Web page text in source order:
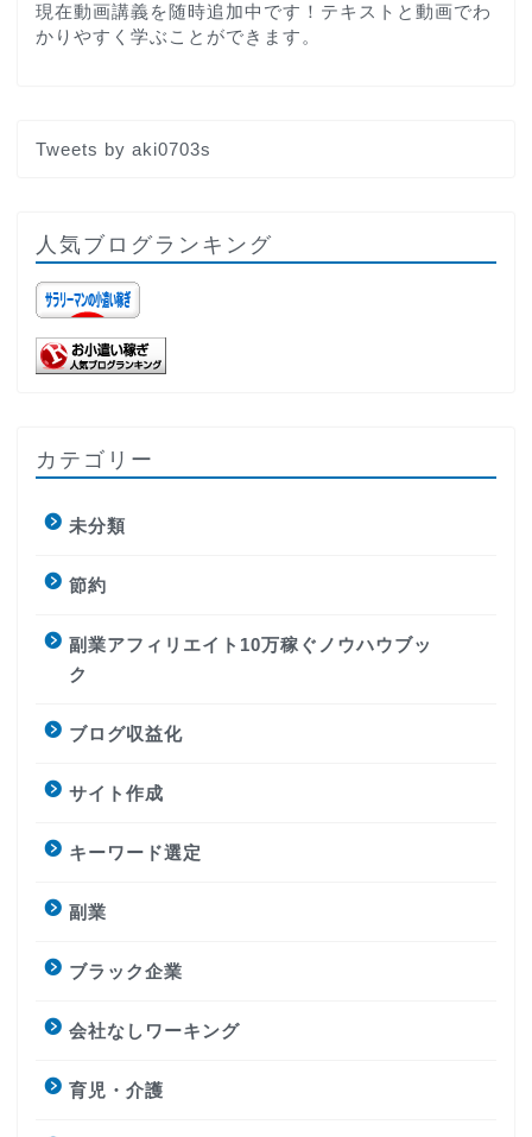
現在動画講義を随時追加中です！テキストと動画でわ
かりやすく学ぶことができます。
Tweets by aki0703s
人気ブログランキング
カテゴリー
未分類
節約
副業アフィリエイト10万稼ぐノウハウブッ
ク
ブログ収益化
サイト作成
キーワード選定
副業
ブラック企業
会社なしワーキング
育児・介護